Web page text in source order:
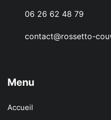
06 26 62 48 79
contact@rossetto-
Menu
Accueil